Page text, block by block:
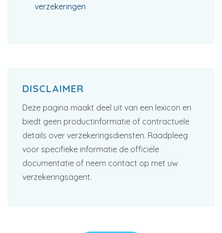
verzekeringen
DISCLAIMER
Deze pagina maakt deel uit van een lexicon en
biedt geen productinformatie of contractuele
details over verzekeringsdiensten. Raadpleeg
voor specifieke informatie de officiële
documentatie of neem contact op met uw
verzekeringsagent.